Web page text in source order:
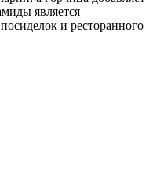
является
и ресторанного